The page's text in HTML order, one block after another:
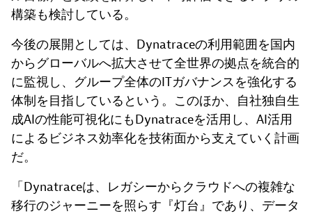
構築も検討している。
今後の展開としては、Dynatraceの利用範囲を国内
からグローバルへ拡大させて全世界の拠点を統合的
に監視し、グループ全体のITガバナンスを強化する
体制を目指しているという。このほか、自社独自生
成AIの性能可視化にもDynatraceを活用し、AI活用
によるビジネス効率化を技術面から支えていく計画
だ。
「Dynatraceは、レガシーからクラウドへの複雑な
移行のジャーニーを照らす『灯台』であり、データ